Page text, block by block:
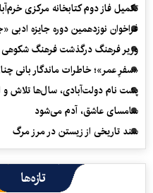
تکمیل فاز دوم کتابخانه مرکزی
فراخوان نوزدهمین دوره جایزه
وزیر فرهنگ درگذشت فرهنگ شکوهی
«سفرِ عمر»؛ خاطرات ماندگار بانی
پشت نام دولت‌آبادی، سال‌ها تلاش
سامسای عاشق، آدم می‌شود
سند تاریخی از زیستن در مرز مرگ
تازه‌ها